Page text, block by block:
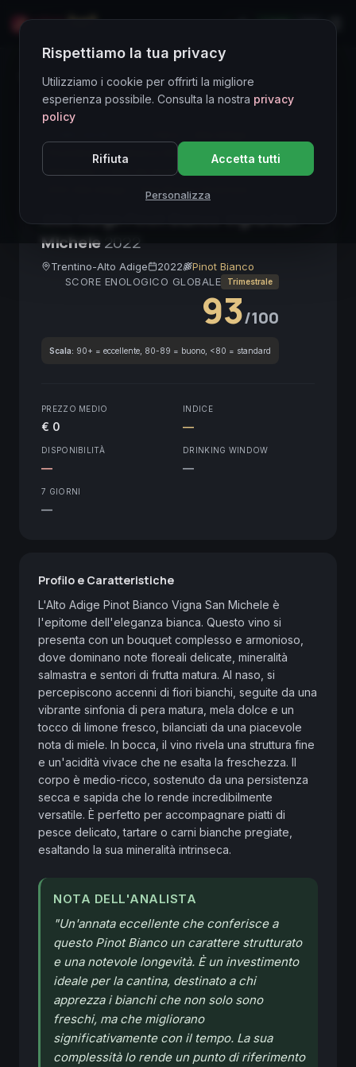
LIVE
Directory Vini
Pinot Bianco
Bianco Strutturato
Mineralità
Vino da Invecchiamento
Vino Bianco Premium
Michele2022
Trentino-Alto Adige 2022
Pinot Bianco
SCORE ENOLOGICO GLOBALE
Trimestrale
93/100
Scala: 90+ = eccellente, 80-89 = buono, <80 = standard
PREZZO MEDIO
€ 0
INDICE
—
DISPONIBILITÀ
—
DRINKING WINDOW
—
7 GIORNI
—
Profilo e Caratteristiche
L'Alto Adige Pinot Bianco Vigna San Michele è
l'epitome dell'eleganza bianca. Questo vino si
presenta con un bouquet complesso e armonioso,
dove dominano note floreali delicate, mineralità
salmastra e sentori di frutta matura. Al naso, si
percepiscono accenni di fiori bianchi, seguite da una
vibrante sinfonia di pera matura, mela dolce e un
tocco di limone fresco, bilanciati da una piacevole
nota di miele. In bocca, il vino rivela una struttura fine
e un'acidità vivace che ne esalta la freschezza. Il
corpo è medio-ricco, sostenuto da una persistenza
secca e sapida che lo rende incredibilmente
versatile. È perfetto per accompagnare piatti di
pesce delicato, tartare o carni bianche pregiate,
esaltando la sua mineralità intrinseca.
NOTA DELL'ANALISTA
"Un'annata eccellente che conferisce a
questo Pinot Bianco un carattere strutturato
e una notevole longevità. È un investimento
ideale per la cantina, destinato a chi
apprezza i bianchi che non solo sono
freschi, ma che migliorano
significativamente con il tempo. La sua
complessità lo rende un punto di riferimento
Rispettiamo la tua privacy
Utilizziamo i cookie per offrirti la migliore
esperienza possibile. Consulta la nostra privacy
policy
Rifiuta Accetta tutti
Personalizza